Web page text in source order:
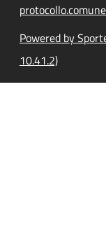
Powered by
10.41.2)